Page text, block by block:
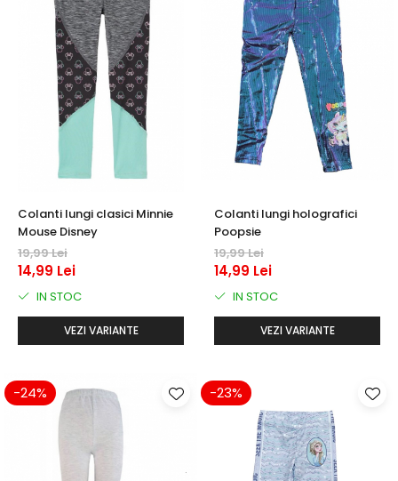
Colanti lungi clasici Minnie
Mouse Disney
19,99 Lei
14,99 Lei
IN STOC
VEZI VARIANTE
Colanti lungi holografici
Poopsie
19,99 Lei
14,99 Lei
IN STOC
VEZI VARIANTE
-24% -23%